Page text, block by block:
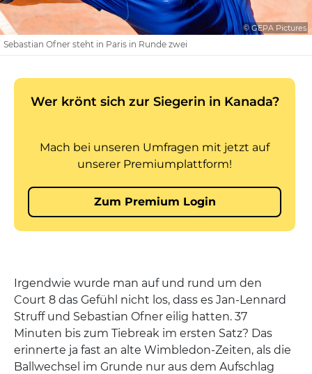
© GEPA Pictures
Sebastian Ofner steht in Paris in Runde zwei
Irgendwie wurde man auf und rund um den
Court 8 das Gefühl nicht los, dass es Jan-Lennard
Struff und Sebastian Ofner eilig hatten. 37
Minuten bis zum Tiebreak im ersten Satz? Das
erinnerte ja fast an alte Wimbledon-Zeiten, als die
Ballwechsel im Grunde nur aus dem Aufschlag